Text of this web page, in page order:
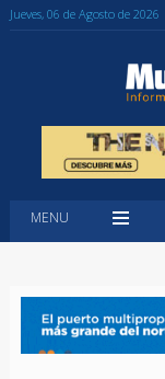
Jueves, 06 de Agosto de 2026
MENU